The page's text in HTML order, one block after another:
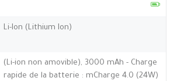
Li-Ion (Lithium Ion)
(Li-ion non amovible), 3000 mAh - Charge
rapide de la batterie : mCharge 4.0 (24W)